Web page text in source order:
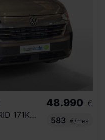
PREMIUM CORTA 2.5 EHYBRID 171KW AUT.
48.990 €
583
€/mes